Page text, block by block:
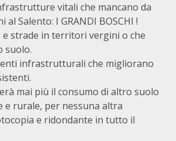
vitali che mancano da
al Salento: I GRANDI BOSCHI !
strade in territori vergini o che
suolo.
infrastrutturali che migliorano
mai più il consumo di altro suolo
e rurale, per nessuna altra
e ridondante in tutto il